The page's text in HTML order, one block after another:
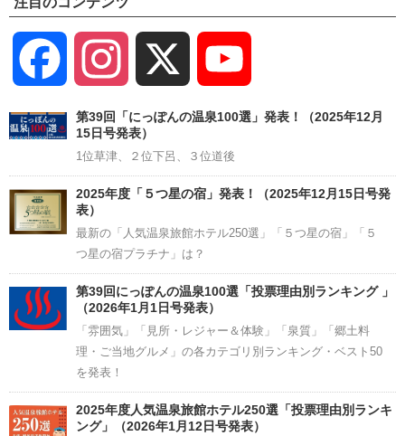
Facebook Instagram
Channel
第39回「にっぽんの温泉100選」発表！（2025年12月
15日号発表）
1位草津、２位下呂、３位道後
2025年度「５つ星の宿」発表！（2025年12月15日号発
表）
最新の「人気温泉旅館ホテル250選」「５つ星の宿」「５
つ星の宿プラチナ」は？
第39回にっぽんの温泉100選「投票理由別ランキング 」
（2026年1月1日号発表）
「雰囲気」「見所・レジャー＆体験」「泉質」「郷土料
理・ご当地グルメ」の各カテゴリ別ランキング・ベスト50
を発表！
2025年度人気温泉旅館ホテル250選「投票理由別ランキ
ング」（2026年1月12日号発表）